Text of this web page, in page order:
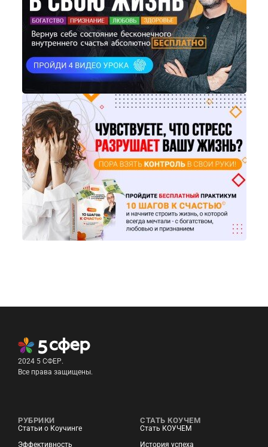
2024 5 СФЕР.
Все права защищены.
РУБРИКИ
Статьи о Коучинге
Эффективность
СТАТЬ КОУЧЕМ
Стать КОУЧЕМ
История успеха